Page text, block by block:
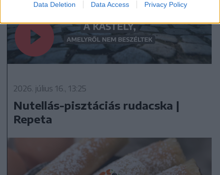
Data Deletion Data Access Privacy Policy
2026. július 16., 13:25
Nutellás-pisztáciás rudacska |
Repeta